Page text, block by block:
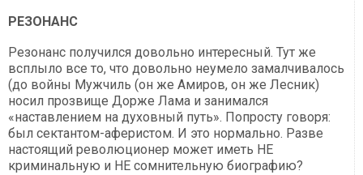
РЕЗОНАНС
Резонанс получился довольно интересный. Тут же
всплыло все то, что довольно неумело замалчивалось
(до войны Мужчиль (он же Амиров, он же Лесник)
носил прозвище Дорже Лама и занимался
«наставлением на духовный путь». Попросту говоря:
был сектантом-аферистом. И это нормально. Разве
настоящий революционер может иметь НЕ
криминальную и НЕ сомнительную биографию?